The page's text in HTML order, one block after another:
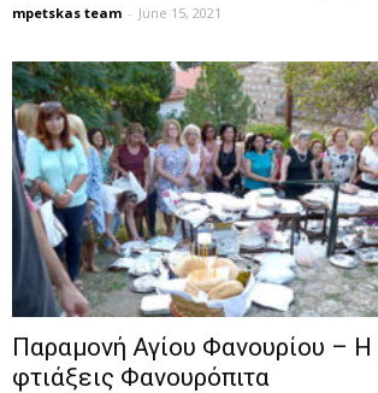
mpetskas team - June 15, 2021
Παραμονή Αγίου Φανουρίου – Η
φτιάξεις Φανουρόπιτα